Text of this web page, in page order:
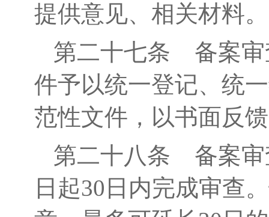
提供意见、相关材料。
第二十七条 备案
件予以统一登记、统
范性文件，以书面反
第二十八条 备案
日起30日内完成审查